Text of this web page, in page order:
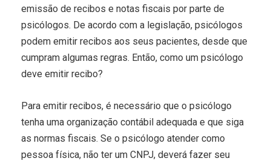
emissão de recibos e notas fiscais por parte de
psicólogos. De acordo com a legislação, psicólogos
podem emitir recibos aos seus pacientes, desde que
cumpram algumas regras. Então, como um psicólogo
deve emitir recibo?
Para emitir recibos, é necessário que o psicólogo
tenha uma organização contábil adequada e que siga
as normas fiscais. Se o psicólogo atender como
pessoa física, não ter um CNPJ, deverá fazer seu